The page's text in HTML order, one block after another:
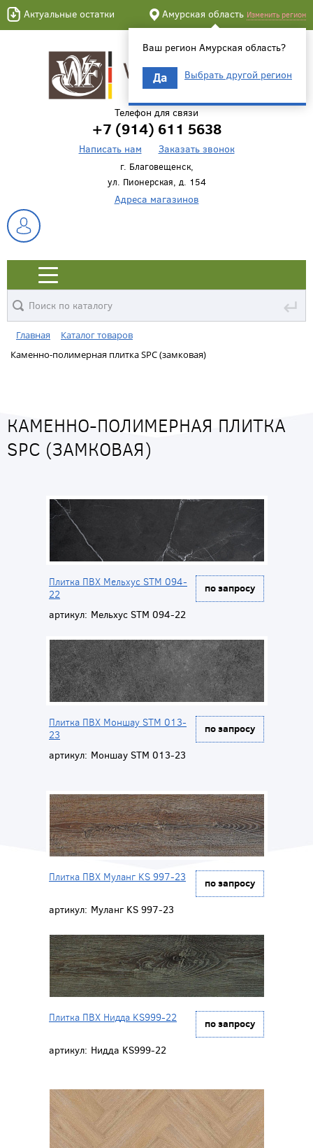
Актуальные остатки Амурская область Изменить регион
Ваш регион Амурская область?
Да Выбрать другой регион
Телефон для связи
+7 (914) 611 5638
Написать нам Заказать звонок
г. Благовещенск,
ул. Пионерская, д. 154
Адреса магазинов
↵
Главная
Каталог товаров
Каменно-полимерная плитка SPC (замковая)
КАМЕННО-ПОЛИМЕРНАЯ ПЛИТКА
SPC (ЗАМКОВАЯ)
Плитка ПВХ Мельхус STM 094-
22
по запросу
артикул: Мельхус STM 094-22
Плитка ПВХ Моншау STM 013-
23
по запросу
артикул: Моншау STM 013-23
Плитка ПВХ Муланг KS 997-23 по запросу
артикул: Муланг KS 997-23
Плитка ПВХ Нидда KS999-22 по запросу
артикул: Нидда KS999-22